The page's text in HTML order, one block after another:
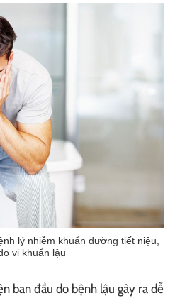
lý nhiễm khuẩn đường tiết niệu,
vi khuẩn lậu
ban đầu do bệnh lậu gây ra dễ